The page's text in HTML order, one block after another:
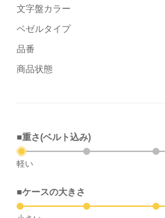
文字盤カラー
ベゼルタイプ
品番
商品状態
■重さ(ベルト込み)
軽い
■ケースの大きさ